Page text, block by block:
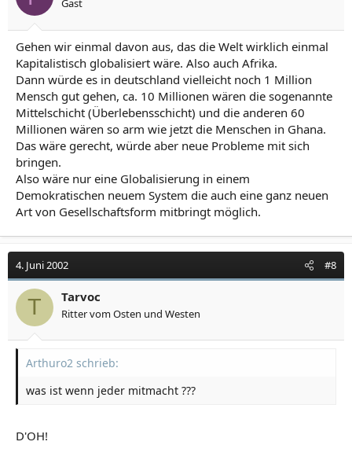
Gast
Gehen wir einmal davon aus, das die Welt wirklich einmal
Kapitalistisch globalisiert wäre. Also auch Afrika.
Dann würde es in deutschland vielleicht noch 1 Million
Mensch gut gehen, ca. 10 Millionen wären die sogenannte
Mittelschicht (Überlebensschicht) und die anderen 60
Millionen wären so arm wie jetzt die Menschen in Ghana.
Das wäre gerecht, würde aber neue Probleme mit sich
bringen.
Also wäre nur eine Globalisierung in einem
Demokratischen neuem System die auch eine ganz neuen
Art von Gesellschaftsform mitbringt möglich.
4. Juni 2002 #8
T Tarvoc
Ritter vom Osten und Westen
Arthuro2 schrieb:
was ist wenn jeder mitmacht ???
D'OH!